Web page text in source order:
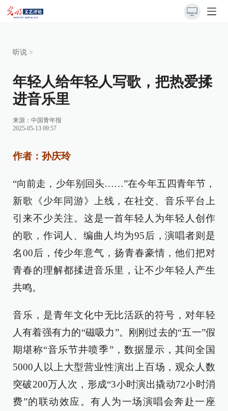
听说 >
年轻人给年轻人写歌，把热爱揉
进音乐里
来源： 中国青年报
2025-05-13 09:57
作者：孙庆玲
“向前走，少年别回头……”在今年五四青年节，
新歌《少年同游》上线，在社交、音乐平台上
引来不少关注。这是一首年轻人为年轻人创作
的歌，作词人、编曲人均为95后，演唱者则是
名00后，传少年意气，扬青春豪情，他们把对
青春的理解都揉进音乐里，让不少年轻人产生
共鸣。
音乐，是青年文化中无比活跃的符号，对年轻
人有着强有力的“磁吸力”。刚刚过去的“五一”假
期堪称“音乐节井喷季”，数据显示，其间全国
5000人以上大型营业性演出上百场，观众人数
突破200万人次，形成“3小时演出撬动72小时消
费”的联动效应。有人为一场演唱会奔赴一座